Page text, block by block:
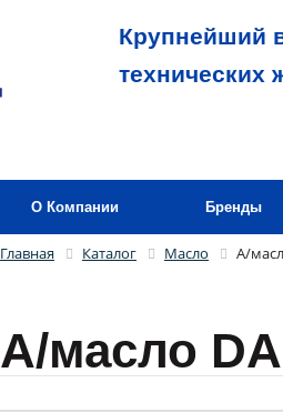
Крупнейший
технических
О Компании Бренды
Главная Каталог Масло А/
А/масло